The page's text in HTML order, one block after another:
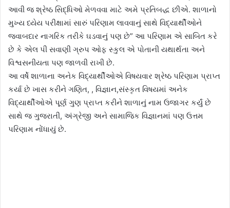
આવી જ શ્રેષ્ઠ સિદ્ધિઓ મેળવવા માટે અમે પ્રતિબદ્ધ છીએ. શાળાનો
મુખ્ય ધ્યેય પરીક્ષામાં સારું પરિણામ લાવવાનું સાથે વિદ્યાર્થીઓને
જવાબદાર નાગરિક તરીકે ઘડવાનું પણ છે” આ પરિણામ એ સાબિત કરે
છે કે એલ પી સવાણી ગ્રુપ ઓફ સ્કુલ એ પોતાની યથાર્થતા અને
વિશ્વસનીયતા પણ જાળવી રાખી છે.
આ વર્ષે શાળાના અનેક વિદ્યાર્થીઓએ વિષયવાર શ્રેષ્ઠ પરિણામ પ્રાપ્ત
કર્યા છે ખાસ કરીને ગણિત, , વિજ્ઞાન,સંસ્કૃત વિષયમાં અનેક
વિદ્યાર્થીઓએ પૂર્ણ ગુણ પ્રાપ્ત કરીને શાળાનું નામ ઉજાગર કર્યું છે
સાથે જ ગુજરાતી, અંગ્રેજી અને સામાજિક વિજ્ઞાનમાં પણ ઉત્તમ
પરિણામ નોંધાયું છે.